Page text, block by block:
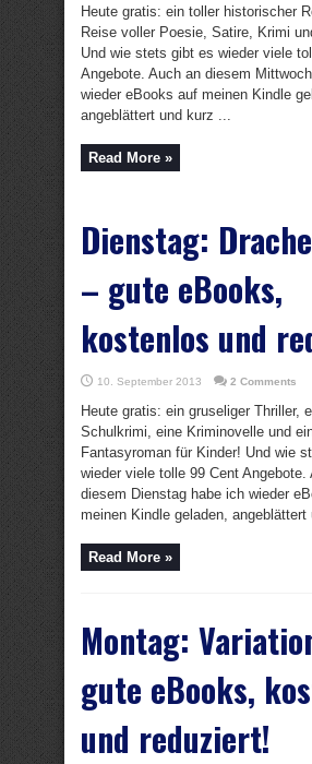
Heute gratis: ein toller historischer
Reise voller Poesie, Satire, Krimi
Und wie stets gibt es wieder viele
Angebote. Auch an diesem
wieder eBooks auf meinen Kindle
angeblättert und kurz ...
Read More »
Dienstag:
– gute eBooks,
kostenlos und
10. September 2013 2 Comments
Heute gratis: ein gruseliger Thriller,
Schulkrimi, eine Kriminovelle und
Fantasyroman für Kinder! Und wie
wieder viele tolle 99 Cent Angebote.
diesem Dienstag habe ich wieder
meinen Kindle geladen, angeblättert
Read More »
Montag:
gute eBooks,
und reduziert!